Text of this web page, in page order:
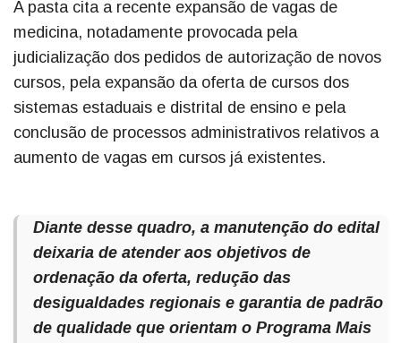
A pasta cita a recente expansão de vagas de
medicina, notadamente provocada pela
judicialização dos pedidos de autorização de novos
cursos, pela expansão da oferta de cursos dos
sistemas estaduais e distrital de ensino e pela
conclusão de processos administrativos relativos a
aumento de vagas em cursos já existentes.
Diante desse quadro, a manutenção do edital
deixaria de atender aos objetivos de
ordenação da oferta, redução das
desigualdades regionais e garantia de padrão
de qualidade que orientam o Programa Mais